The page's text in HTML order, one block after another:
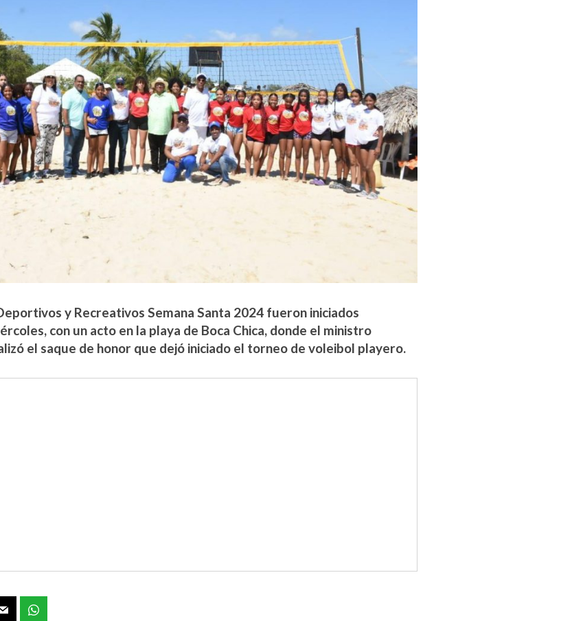
y Recreativos Semana Santa 2024 fueron iniciados
con un acto en la playa de Boca Chica, donde el ministro
el saque de honor que dejó iniciado el torneo de voleibol playero.